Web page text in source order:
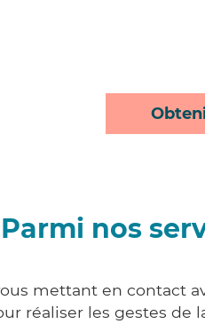
Parmi nos
mettant en contact
réaliser les gestes